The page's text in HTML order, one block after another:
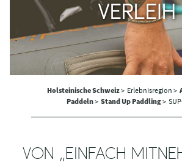
VERLEIH
Holsteinische Schweiz> Erlebnisregion >
Paddeln> Stand Up Paddling>
VON „EINFACH